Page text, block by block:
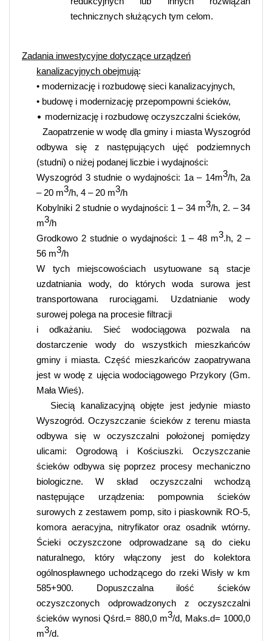
technicznych służących tym celom.
Zadania inwestycyjne dotyczące urządzeń
kanalizacyjnych obejmują:
• modernizację i rozbudowę sieci kanalizacyjnych,
• budowę i modernizację przepompowni ścieków,
• modernizację i rozbudowę oczyszczalni ścieków,
Zaopatrzenie w wodę dla gminy i miasta Wyszogród
odbywa się z następujących ujęć podziemnych
(studni) o niżej podanej liczbie i wydajności:
Wyszogród 3 studnie o wydajności: 1a – 14m3/h, 2a
– 20 m3/h, 4 – 20 m3/h
Kobylniki 2 studnie o wydajności: 1 – 34 m3/h, 2. – 34
m3/h
Grodkowo 2 studnie o wydajności: 1 – 48 m3.h, 2 –
56 m3/h
W tych miejscowościach usytuowane są stacje
uzdatniania wody, do których woda surowa jest
transportowana rurociągami. Uzdatnianie wody
surowej polega na procesie filtracji
i odkażaniu. Sieć wodociągowa pozwala na
dostarczenie wody do wszystkich mieszkańców
gminy i miasta. Część mieszkańców zaopatrywana
jest w wodę z ujęcia wodociągowego Przykory (Gm.
Mała Wieś).
Siecią kanalizacyjną objęte jest jedynie miasto
Wyszogród. Oczyszczanie ścieków z terenu miasta
odbywa się w oczyszczalni położonej pomiędzy
ulicami: Ogrodową i Kościuszki. Oczyszczanie
ścieków odbywa się poprzez procesy mechaniczno
biologiczne. W skład oczyszczalni wchodzą
następujące urządzenia: pompownia ścieków
surowych z zestawem pomp, sito i piaskownik RO-5,
komora aeracyjna, nitryfikator oraz osadnik wtórny.
Ścieki oczyszczone odprowadzane są do cieku
naturalnego, który włączony jest do kolektora
ogólnospławnego uchodzącego do rzeki Wisły w km
585+900. Dopuszczalna ilość ścieków
oczyszczonych odprowadzonych z oczyszczalni
ścieków wynosi Qśrd.= 880,0 m3/d, Maks.d= 1000,0
m3/d.